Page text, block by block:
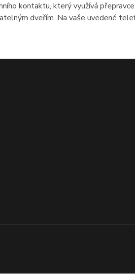
kontaktu, který využívá
dveřím. Na vaše uvedené